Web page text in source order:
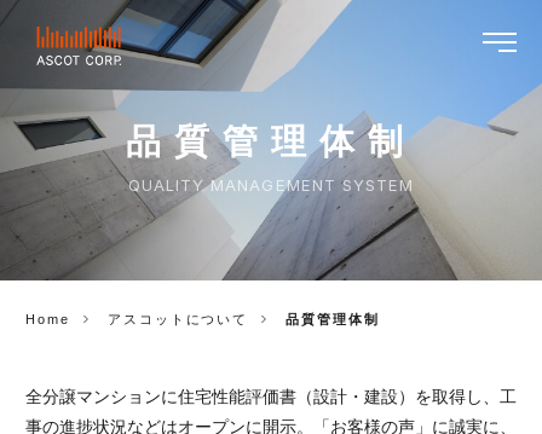
CORP.
品質管理体制
QUALITY MANAGEMENT SYSTEM
Home アスコットについて 品質管理体制
全分譲マンションに住宅性能評価書（設計・建設）を取得し、工
事の進捗状況などはオープンに開示。「お客様の声」に誠実に、